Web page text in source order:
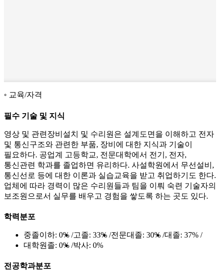
교육/자격
필수 기술 및 지식
영상 및 관련장비설치 및 수리원은 설계도면을 이해하고 전자
및 통신구조와 관련한 부품, 장비에 대한 지식과 기술이
필요하다. 공업계 고등학교, 전문대학에서 전기, 전자,
통신관련 학과를 졸업하면 유리하다. 사설학원에서 무선설비,
통신선로 등에 대한 이론과 실습교육을 받고 취업하기도 한다.
업체에 따라 경력이 많은 수리원들과 팀을 이뤄 숙련 기술자의
보조원으로서 실무를 배우고 경험을 쌓도록 하는 곳도 있다.
학력분포
중졸이하: 0% 고졸: 33% 전문대졸: 30% 대졸: 37%
대학원졸: 0% 박사: 0%
전공학과분포